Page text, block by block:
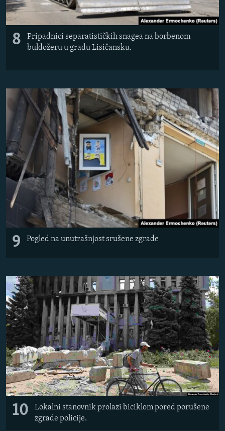
8
Pripadnici separatističkih snagea na borbenom
buldožeru u gradu Lisičansku.
9 Pogled na unutrašnjost srušene zgrade
10
Lokalni stanovnik prolazi biciklom pored porušene
zgrade policije.